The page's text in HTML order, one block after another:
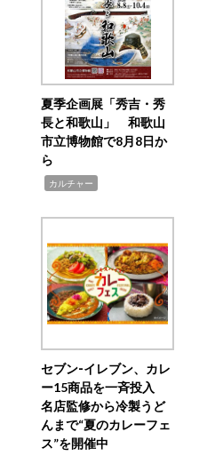
夏季企画展「秀吉・秀
長と和歌山」 和歌山
市立博物館で8月8日か
ら
カルチャー
セブン‐イレブン、カレ
ー15商品を一斉投入
名店監修から冷製うど
んまで“夏のカレーフェ
ス”を開催中